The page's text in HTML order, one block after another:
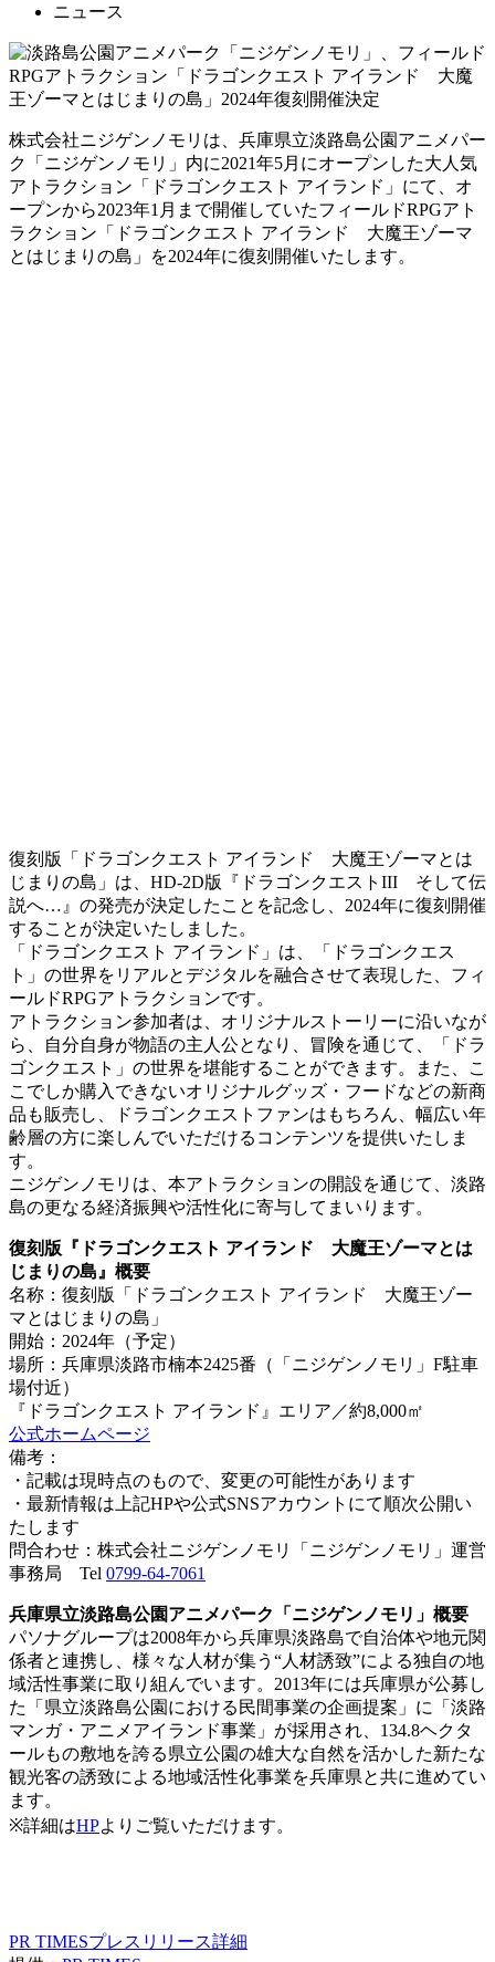
ニュース
株式会社ニジゲンノモリは、兵庫県立淡路島公園アニメパー
ク「ニジゲンノモリ」内に2021年5月にオープンした大人気
アトラクション「ドラゴンクエスト アイランド」にて、オ
ープンから2023年1月まで開催していたフィールドRPGアト
ラクション「ドラゴンクエスト アイランド 大魔王ゾーマ
とはじまりの島」を2024年に復刻開催いたします。
復刻版「ドラゴンクエスト アイランド 大魔王ゾーマとは
じまりの島」は、HD-2D版『ドラゴンクエストIII そして伝
説へ…』の発売が決定したことを記念し、2024年に復刻開催
することが決定いたしました。
「ドラゴンクエスト アイランド」は、「ドラゴンクエス
ト」の世界をリアルとデジタルを融合させて表現した、フィ
ールドRPGアトラクションです。
アトラクション参加者は、オリジナルストーリーに沿いなが
ら、自分自身が物語の主人公となり、冒険を通じて、「ドラ
ゴンクエスト」の世界を堪能することができます。また、こ
こでしか購入できないオリジナルグッズ・フードなどの新商
品も販売し、ドラゴンクエストファンはもちろん、幅広い年
齢層の方に楽しんでいただけるコンテンツを提供いたしま
す。
ニジゲンノモリは、本アトラクションの開設を通じて、淡路
島の更なる経済振興や活性化に寄与してまいります。
復刻版『ドラゴンクエスト アイランド 大魔王ゾーマとは
じまりの島』概要
名称：復刻版「ドラゴンクエスト アイランド 大魔王ゾー
マとはじまりの島」
開始：2024年（予定）
場所：兵庫県淡路市楠本2425番（「ニジゲンノモリ」F駐車
場付近）
『ドラゴンクエスト アイランド』エリア／約8,000㎡
公式ホームページ
備考：
・記載は現時点のもので、変更の可能性があります
・最新情報は上記HPや公式SNSアカウントにて順次公開い
たします
問合わせ：株式会社ニジゲンノモリ「ニジゲンノモリ」運営
事務局 Tel 0799-64-7061
兵庫県立淡路島公園アニメパーク「ニジゲンノモリ」概要
パソナグループは2008年から兵庫県淡路島で自治体や地元関
係者と連携し、様々な人材が集う“人材誘致”による独自の地
域活性事業に取り組んでいます。2013年には兵庫県が公募し
た「県立淡路島公園における民間事業の企画提案」に「淡路
マンガ・アニメアイランド事業」が採用され、134.8ヘクタ
ールもの敷地を誇る県立公園の雄大な自然を活かした新たな
観光客の誘致による地域活性化事業を兵庫県と共に進めてい
ます。
※詳細はHPよりご覧いただけます。
PR TIMESプレスリリース詳細